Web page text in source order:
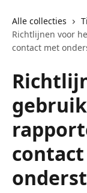
Alle collecties
Richtlijnen voor
contact met